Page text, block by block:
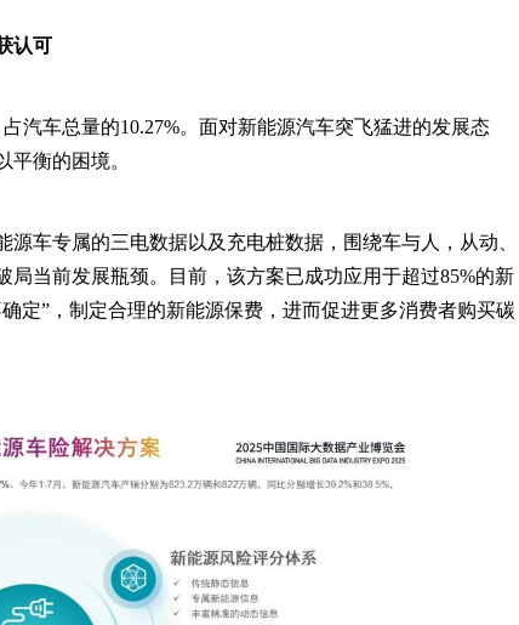
认可
汽车总量的10.27%。面对新能源汽车突飞猛进的发展态
衡的困境。
车专属的三电数据以及充电桩数据，围绕车与人，从动、
当前发展瓶颈。目前，该方案已成功应用于超过85%的新
定”，制定合理的新能源保费，进而促进更多消费者购买碳